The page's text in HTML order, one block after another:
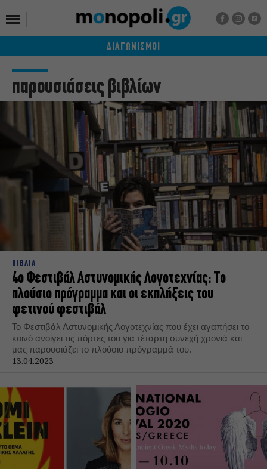
ΔΙΑΓΩΝΙΣΜΟΙ
παρουσιάσεις βιβλίων
ΒΙΒΛΙΑ
4ο Φεστιβάλ Αστυνομικής Λογοτεχνίας: Το
πλούσιο πρόγραμμα και οι εκπλήξεις του
φετινού φεστιβάλ
Το Φεστιβάλ Αστυνομικής Λογοτεχνίας που έχει αγαπήσει το
κοινό ανοίγει τις πόρτες του για τέταρτη συνεχή χρονιά και
μας παρουσιάζει το πλούσιο πρόγραμμά του.
13.04.2023